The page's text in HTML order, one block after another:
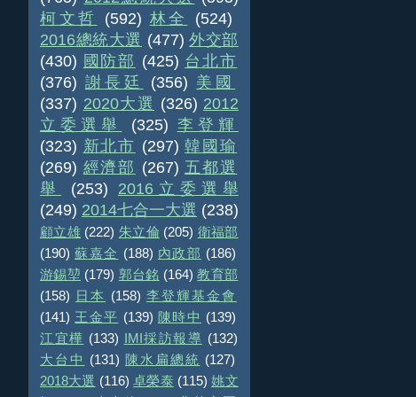
柯文哲
(592) 林全
(524)
2016總統大選 (477) 外交部
(430) 國防部 (425) 台北市
(376) 謝長廷 (356) 美國
(337) 2020大選 (326) 2012
立委選舉
(325) 李登輝
(323) 新北市 (297) 韓國瑜
(269) 經濟部 (267) 五都選
舉
(253)
2016立委選舉
(249) 2014七合一大選 (238)
顧立雄 (222) 朱立倫 (205) 衛福部
(190) 蘇嘉全 (188) 內政部 (186)
游錫堃 (179) 郭台銘 (164) 教育部
(158)
日本 (158) 李登輝基金會
(141) 王金平 (139) 陳時中 (139)
江宜樺 (133) IMI採訪報導 (132)
大台中
(131) 陳水扁總統 (127)
2018大選 (116) 卓榮泰 (115) 姚文